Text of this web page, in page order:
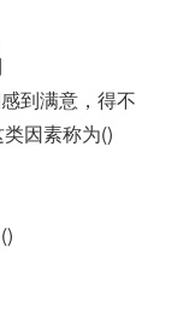
到满意，得不
因素称为()